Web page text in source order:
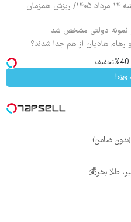
قیمت محصولات ایران خودرو چهارشنبه ۱۴ مرداد ۱۴۰۵/ ریزش همزمان
و نمونه دولتی مشخص شد
رهام هادیان از هم جدا شدند؟
ویژه!
طلا بخر💰